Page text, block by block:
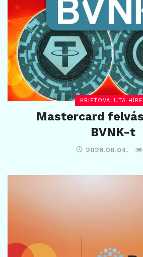
KRIPTOVALUTA
Mastercard
BVNK-t
2026.08.04.